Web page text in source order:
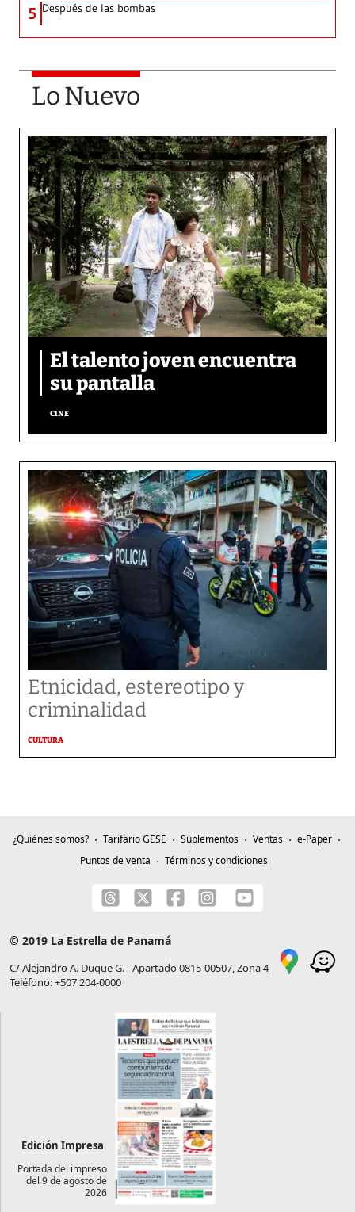
5 Después de las bombas
Lo Nuevo
El talento joven encuentra
su pantalla​
CINE
Etnicidad, estereotipo y
criminalidad
CULTURA
¿Quiénes somos? Tarifario GESE Suplementos Ventas
e-Paper
Puntos de venta
Términos y condiciones
© 2019 La Estrella de Panamá
C/ Alejandro A. Duque G. - Apartado 0815-00507, Zona 4
Teléfono: +507 204-0000
Edición Impresa
Portada del impreso
del 9 de agosto de
2026